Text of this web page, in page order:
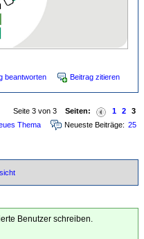
beantworten Beitrag zitieren
Seite 3 von 3 Seiten: 1 2
3
Thema Neueste Beiträge: 25
Benutzer schreiben.